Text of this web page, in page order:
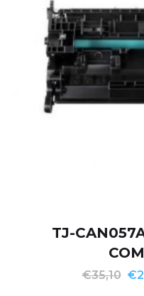
TJ-
€35,10 €